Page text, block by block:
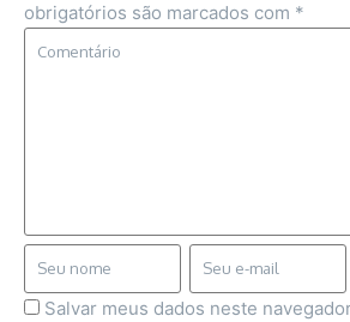
obrigatórios são marcados com *
Salvar meus dados neste